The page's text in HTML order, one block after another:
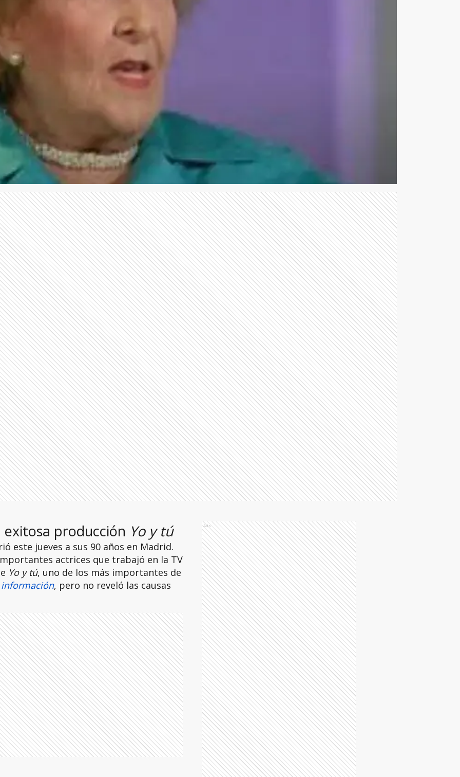
producción Yo y tú
este jueves a sus 90 años en Madrid.
actrices que trabajó en la TV
Yo y tú, uno de los más importantes de
información, pero no reveló las causas
Ads